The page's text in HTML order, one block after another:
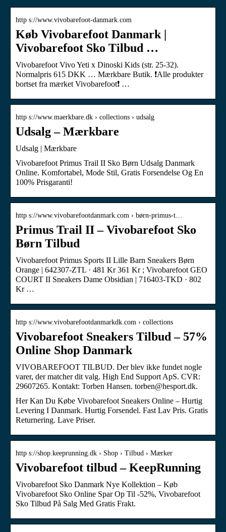
http s://www.vivobarefoot-danmark.com
Køb Vivobarefoot Danmark |
Vivobarefoot Sko Tilbud …
Vivobarefoot Vivo Yeti x Dinoski Kids (str. 25-32).
Normalpris 615 DKK … Mærkbare Butik. ❗️Alle produkter
bortset fra mærket Vivobarefoot❗️ …
http s://www.maerkbare.dk › collections › udsalg
Udsalg – Mærkbare
Udsalg | Mærkbare
Vivobarefoot Primus Trail II Sko Børn Udsalg Danmark
Online. Komfortabel, Mode Stil, Gratis Forsendelse Og En
100% Prisgaranti!
http s://www.vivobarefootdanmark.com › børn-primus-t…
Primus Trail II – Vivobarefoot Sko
Børn Tilbud
Vivobarefoot Primus Sports II Lille Barn Sneakers Børn
Orange | 642307-ZTL · 481 Kr 361 Kr ; Vivobarefoot GEO
COURT II Sneakers Dame Obsidian | 716403-TKD · 802
Kr …
http s://www.vivobarefootdanmarkdk.com › collections
Vivobarefoot Sneakers Tilbud – 57%
Online Shop Danmark
VIVOBAREFOOT TILBUD. Der blev ikke fundet nogle
varer, der matcher dit valg. High End Support ApS. CVR:
29607265. Kontakt: Torben Hansen. torben@hesport.dk.
Her Kan Du Købe Vivobarefoot Sneakers Online – Hurtig
Levering I Danmark. Hurtig Forsendel. Fast Lav Pris. Gratis
Returnering. Lave Priser.
http s://shop.keeprunning.dk › Shop › Tilbud › Mærker
Vivobarefoot tilbud – KeepRunning
Vivobarefoot Sko Danmark Nye Kollektion – Køb
Vivobarefoot Sko Online Spar Op Til -52%, Vivobarefoot
Sko Tilbud På Salg Med Gratis Frakt.